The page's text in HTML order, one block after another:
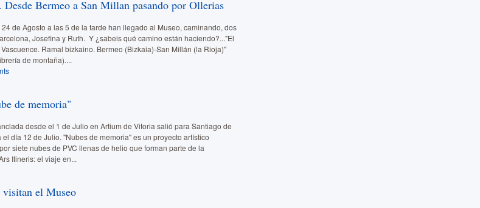
Bermeo a San Millan pasando por Ollerias
24 de Agosto a las 5 de la tarde han llegado al Museo, caminando, dos
Josefina y Ruth. Y ¿sabeis qué camino están haciendo?..."El
Ramal bizkaino. Bermeo (Bizkaia)-San Millán (la Rioja)"
de montaña)....
de memoria"
desde el 1 de Julio en Artium de Vitoria salió para Santiago de
el día 12 de Julio. "Nubes de memoria" es un proyecto artístico
siete nubes de PVC llenas de helio que forman parte de la
Itineris: el viaje en...
visitan el Museo